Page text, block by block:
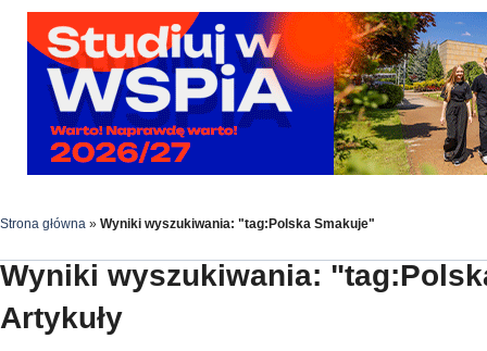
Strona główna » Wyniki wyszukiwania: "tag:Polska Smakuje"
Wyniki wyszukiwania:
Artykuły